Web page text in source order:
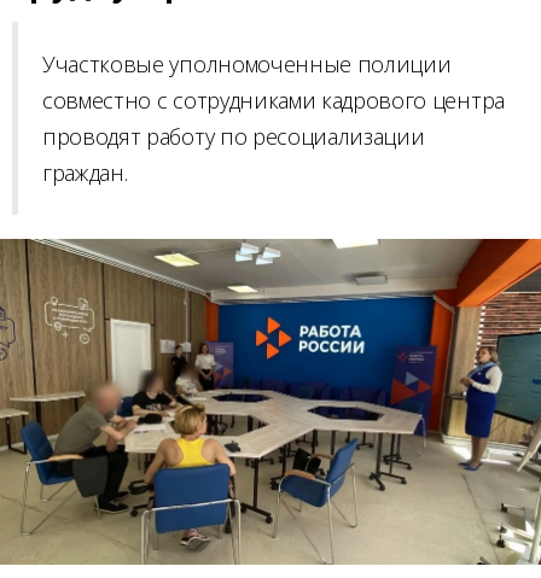
Участковые уполномоченные полиции
совместно с сотрудниками кадрового центра
проводят работу по ресоциализации
граждан.